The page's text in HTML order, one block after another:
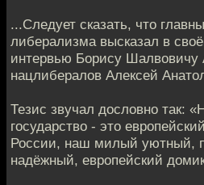
...Следует сказать, что
либерализма высказал в
интервью Борису Шалвовичу
нацлибералов Алексей
Тезис звучал дословно так:
государство - это
России, наш милый уютный,
надёжный, европейский